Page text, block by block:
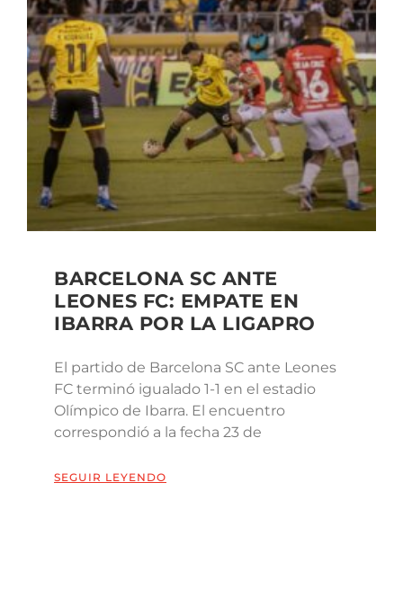
BARCELONA SC ANTE
LEONES FC: EMPATE EN
IBARRA POR LA LIGAPRO
El partido de Barcelona SC ante Leones
FC terminó igualado 1-1 en el estadio
Olímpico de Ibarra. El encuentro
correspondió a la fecha 23 de
SEGUIR LEYENDO